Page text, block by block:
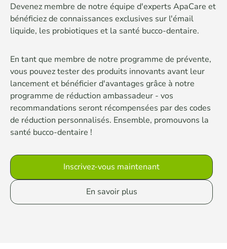
Devenez membre de notre équipe d'experts ApaCare et
bénéficiez de connaissances exclusives sur l'émail
liquide, les probiotiques et la santé bucco-dentaire.
En tant que membre de notre programme de prévente,
vous pouvez tester des produits innovants avant leur
lancement et bénéficier d'avantages grâce à notre
programme de réduction ambassadeur - vos
recommandations seront récompensées par des codes
de réduction personnalisés. Ensemble, promouvons la
santé bucco-dentaire !
Inscrivez-vous maintenant
En savoir plus